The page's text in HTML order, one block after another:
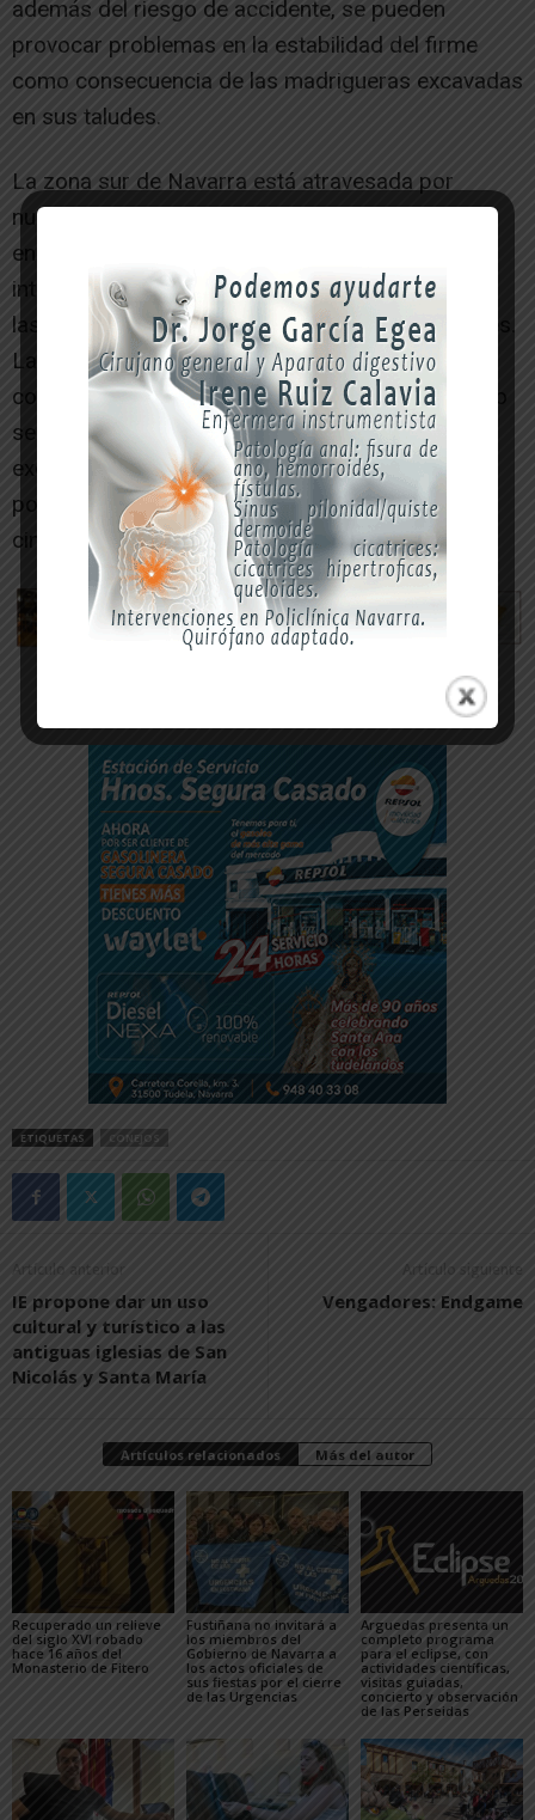
además del riesgo de accidente, se pueden
provocar problemas en la estabilidad del firme
como consecuencia de las madrigueras excavadas
en sus taludes.
La zona sur de Navarra está atravesada por
numerosas infraestructuras viarias que se
encuentran valladas en toda su longitud,
integradas en los cotos de caza promovidos por
las entidades locales en sus términos municipales.
La caza en ellas está restringida al ser
consideradas como zona de seguridad, pudiendo
ser únicamente objeto de actuaciones
excepcionales orientadas al control de
poblaciones de fauna silvestre, en este caso
cinegética.[/ihc-hide-content]
ETIQUETAS CONEJOS
Artículo anterior
IE propone dar un uso
cultural y turístico a las
antiguas iglesias de San
Nicolás y Santa María
Artículo siguiente
Vengadores: Endgame
Artículos relacionados Más del autor
Recuperado un relieve
del siglo XVI robado
hace 16 años del
Monasterio de Fitero
Fustiñana no invitará a
los miembros del
Gobierno de Navarra a
los actos oficiales de
sus fiestas por el cierre
de las Urgencias
Arguedas presenta un
completo programa
para el eclipse, con
actividades científicas,
visitas guiadas,
concierto y observación
de las Perseidas